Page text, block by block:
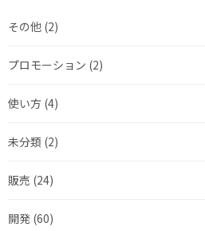
その他 (2)
プロモーション (2)
使い方 (4)
未分類 (2)
販売 (24)
開発 (60)